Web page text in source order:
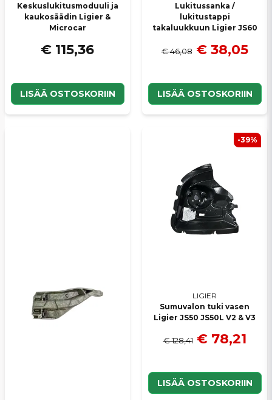
Keskuslukitusmoduuli ja
kaukosäädin Ligier &
Microcar
€ 115,36
LISÄÄ OSTOSKORIIN
Lukitussanka /
lukitustappi
takaluukkuun Ligier JS60
€ 46,08 € 38,05
LISÄÄ OSTOSKORIIN
LIGIER
Sumuvalon tuki vasen
Ligier JS50 JS50L V2 & V3
€ 128,41 € 78,21
LISÄÄ OSTOSKORIIN
-39%